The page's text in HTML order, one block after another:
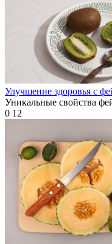
Улучшение здоровья с
Уникальные свойства
0 12